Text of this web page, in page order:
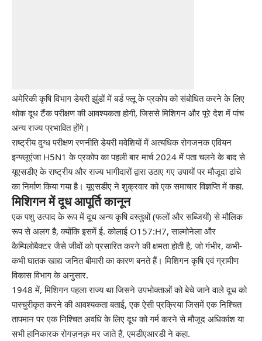
अमेरिकी कृषि विभागडेयरी झुंडों में बर्ड फ्लू के प्रकोप को संबोधित करने के लिए
थोक दूध टैंक परीक्षण की आवश्यकता होगी, जिससे मिशिगन और पूरे देश में पांच
अन्य राज्य प्रभावित होंगे।
राष्ट्रीय दुग्ध परीक्षण रणनीतिडेयरी मवेशियों में अत्यधिक रोगजनक एवियन
इन्फ्लूएंजा H5N1 के प्रकोप का पहली बार मार्च 2024 में पता चलने के बाद से
यूएसडीए के राष्ट्रीय और राज्य भागीदारों द्वारा उठाए गए उपायों पर मौजूदा ढांचे
का निर्माण किया गया है।यूएसडीए ने शुक्रवार को एक समाचार विज्ञप्ति में कहा.
मिशिगन में दूध आपूर्ति कानून
एक पशु उत्पाद के रूप में दूध अन्य कृषि वस्तुओं (फलों और सब्जियों) से मौलिक
रूप से अलग है, क्योंकि इसमें ई. कोलाई O157:H7, साल्मोनेला और
कैम्पिलोबैक्टर जैसे जीवों को प्रसारित करने की क्षमता होती है, जो गंभीर, कभी-
कभी घातक खाद्य जनित बीमारी का कारण बनते हैं।मिशिगन कृषि एवं ग्रामीण
विकास विभाग के अनुसार.
1948 में, मिशिगन पहला राज्य था जिसने उपभोक्ताओं को बेचे जाने वाले दूध को
पास्चुरीकृत करने की आवश्यकता बताई, एक ऐसी प्रक्रिया जिसमें एक निश्चित
तापमान पर एक निश्चित अवधि के लिए दूध को गर्म करने से मौजूद अधिकांश या
सभी हानिकारक रोगज़नक़ मर जाते हैं,एमडीएआरडी ने कहा.